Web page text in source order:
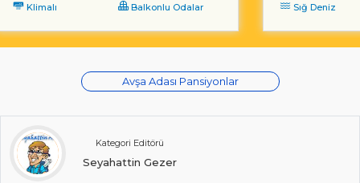
Klimalı
Balkonlu Odalar
Sığ Deniz
Avşa Adası Pansiyonlar
Kategori Editörü
Seyahattin Gezer